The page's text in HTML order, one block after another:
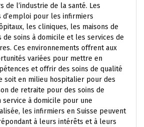
de l’industrie de la santé. Les
d’emploi pour les infirmiers
les cliniques, les maisons de
soins à domicile et les services de
Ces environnements offrent aux
variées pour mettre en
et offrir des soins de qualité
soit en milieu hospitalier pour des
de retraite pour des soins de
à domicile pour une
les infirmiers en Suisse peuvent
à leurs intérêts et à leurs